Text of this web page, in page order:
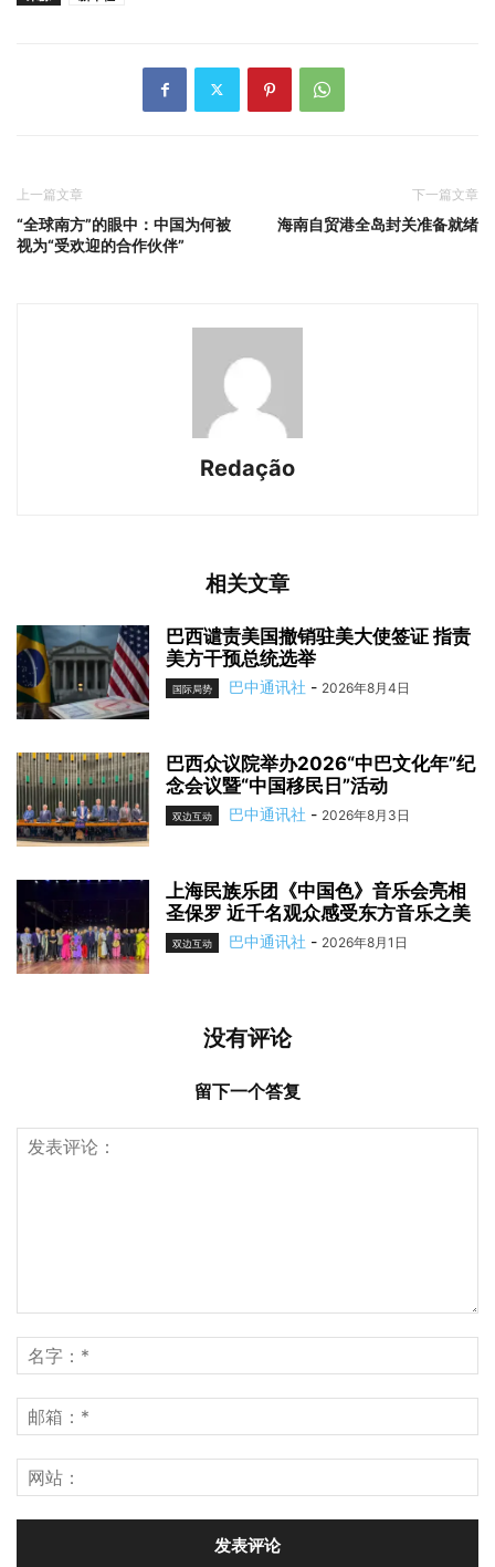
上一篇文章
“全球南方”的眼中：中国为何被
视为“受欢迎的合作伙伴”
下一篇文章
海南自贸港全岛封关准备就绪
Redação
相关文章
巴西谴责美国撤销驻美大使签证 指责
美方干预总统选举
国际局势 巴中通讯社 - 2026年8月4日
巴西众议院举办2026“中巴文化年”纪
念会议暨“中国移民日”活动
双边互动 巴中通讯社 - 2026年8月3日
上海民族乐团《中国色》音乐会亮相
圣保罗 近千名观众感受东方音乐之美
双边互动 巴中通讯社 - 2026年8月1日
没有评论
留下一个答复